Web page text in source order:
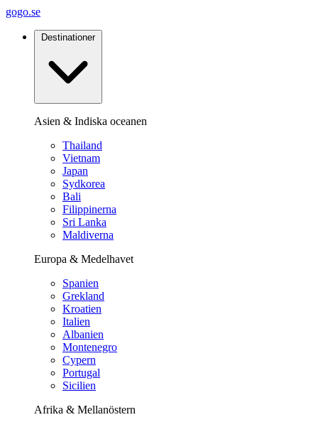
gogo.se
Destinationer
Asien & Indiska oceanen
Thailand
Vietnam
Japan
Sydkorea
Bali
Filippinerna
Sri Lanka
Maldiverna
Europa & Medelhavet
Spanien
Grekland
Kroatien
Italien
Albanien
Montenegro
Cypern
Portugal
Sicilien
Afrika & Mellanöstern